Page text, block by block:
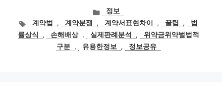
카
테
고
리
정보
태
그
계약법 , 계약분쟁 , 계약서표현차이 , 꿀팁 ,
법
률상식
, 손해배상 , 실제판례분석 ,
위약금위약벌법적
구분 , 유용한정보 , 정보공유